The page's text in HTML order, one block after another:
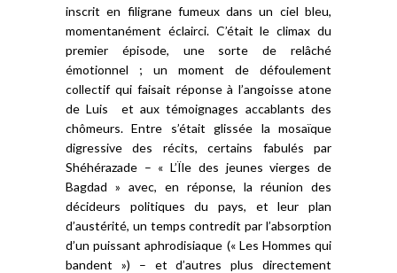
inscrit en filigrane fumeux dans un ciel bleu,
momentanément éclairci. C’était le climax du
premier épisode, une sorte de relâché
émotionnel ; un moment de défoulement
collectif qui faisait réponse à l’angoisse atone
de Luis et aux témoignages accablants des
chômeurs. Entre s’était glissée la mosaïque
digressive des récits, certains fabulés par
Shéhérazade – « L’Ïle des jeunes vierges de
Bagdad » avec, en réponse, la réunion des
décideurs politiques du pays, et leur plan
d’austérité, un temps contredit par l’absorption
d’un puissant aphrodisiaque (« Les Hommes qui
bandent ») – et d’autres plus directement